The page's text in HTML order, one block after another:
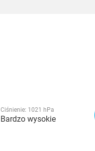
Ciśnienie: 1021 hPa
Bardzo wysokie